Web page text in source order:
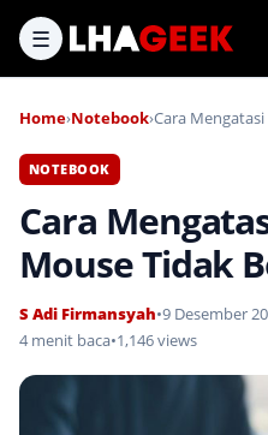
☰
Home›Notebook›Cara
NOTEBOOK
Cara
Mouse Tidak
S Adi Firmansyah•9 Desember
4 menit baca•1,146 views